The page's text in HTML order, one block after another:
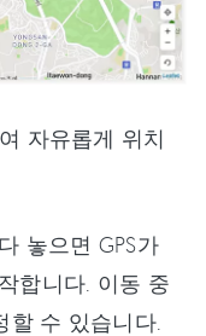
자유롭게 위치
놓으면 GPS가
합니다. 이동 중
할 수 있습니다.